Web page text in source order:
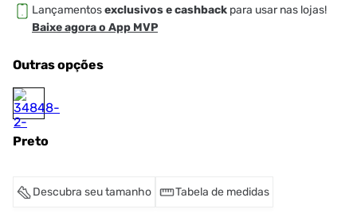
Lançamentosexclusivos e cashback para usar nas lojas!
Baixe agora o App MVP
Outras opções
Preto
Descubra seu tamanho Tabela de medidas